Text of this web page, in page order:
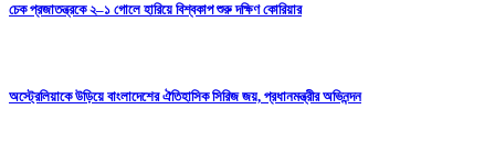
চেক প্রজাতন্ত্রকে ২–১ গোলে হারিয়ে বিশ্বকাপ শুরু দক্ষিণ কোরিয়ার
অস্ট্রেলিয়াকে উড়িয়ে বাংলাদেশের ঐতিহাসিক সিরিজ জয়, প্রধানমন্ত্রীর অভিনন্দন